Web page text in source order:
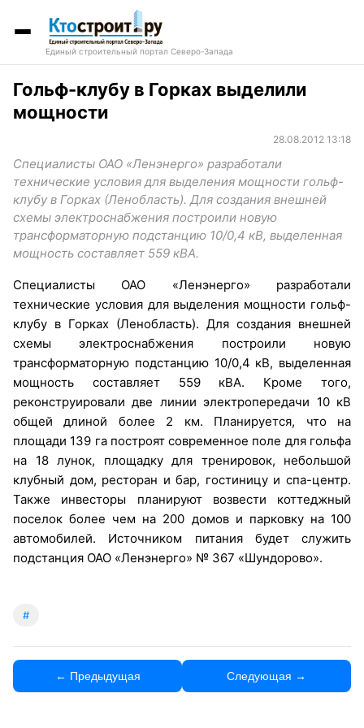
Единый строительный портал Северо-Запада
Гольф-клубу в Горках выделили
мощности
28.08.2012 13:18
Специалисты ОАО «Ленэнерго» разработали
технические условия для выделения мощности гольф-
клубу в Горках (Ленобласть). Для создания внешней
схемы электроснабжения построили новую
трансформаторную подстанцию 10/0,4 кВ, выделенная
мощность составляет 559 кВА.
Специалисты ОАО «Ленэнерго» разработали
технические условия для выделения мощности гольф-
клубу в Горках (Ленобласть). Для создания внешней
схемы электроснабжения построили новую
трансформаторную подстанцию 10/0,4 кВ, выделенная
мощность составляет 559 кВА. Кроме того,
реконструировали две линии электропередачи 10 кВ
общей длиной более 2 км. Планируется, что на
площади 139 га построят современное поле для гольфа
на 18 лунок, площадку для тренировок, небольшой
клубный дом, ресторан и бар, гостиницу и спа-центр.
Также инвесторы планируют возвести коттеджный
поселок более чем на 200 домов и парковку на 100
автомобилей. Источником питания будет служить
подстанция ОАО «Ленэнерго» № 367 «Шундорово».
#
← Предыдущая Следующая →